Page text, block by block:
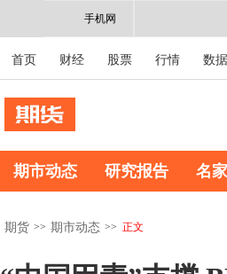
手机网
首页 财经 股票 行情 数据
期市动态 研究报告 名
期货 >> 期市动态 >> 正文